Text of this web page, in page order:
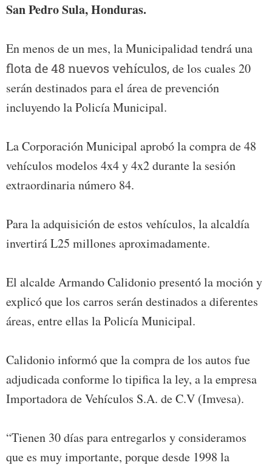
San Pedro Sula, Honduras.
En menos de un mes, la Municipalidad tendrá una
flota de 48 nuevos vehículos, de los cuales 20
serán destinados para el área de prevención
incluyendo la Policía Municipal.
La Corporación Municipal aprobó la compra de 48
vehículos modelos 4x4 y 4x2 durante la sesión
extraordinaria número 84.
Para la adquisición de estos vehículos, la alcaldía
invertirá L25 millones aproximadamente.
El alcalde Armando Calidonio presentó la moción y
explicó que los carros serán destinados a diferentes
áreas, entre ellas la Policía Municipal.
Calidonio informó que la compra de los autos fue
adjudicada conforme lo tipifica la ley, a la empresa
Importadora de Vehículos S.A. de C.V (Imvesa).
“Tienen 30 días para entregarlos y consideramos
que es muy importante, porque desde 1998 la